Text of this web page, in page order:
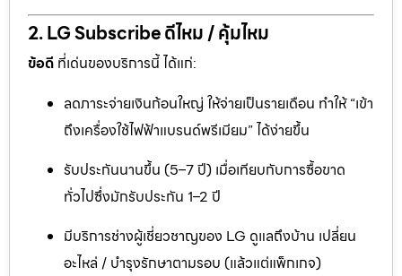
2. LG Subscribe ดีไหม / คุ้มไหม
ข้อดี ที่เด่นของบริการนี้ ได้แก่:
ลดภาระจ่ายเงินก้อนใหญ่ ให้จ่ายเป็นรายเดือน ทำให้ “เข้า
ถึงเครื่องใช้ไฟฟ้าแบรนด์พรีเมียม” ได้ง่ายขึ้น
รับประกันนานขึ้น (5–7 ปี) เมื่อเทียบกับการซื้อขาด
ทั่วไปซึ่งมักรับประกัน 1–2 ปี
มีบริการช่างผู้เชี่ยวชาญของ LG ดูแลถึงบ้าน เปลี่ยน
อะไหล่ / บำรุงรักษาตามรอบ (แล้วแต่แพ็กเกจ)